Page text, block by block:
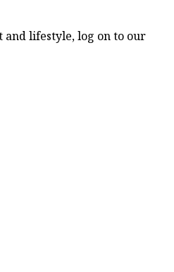
and lifestyle, log on to our